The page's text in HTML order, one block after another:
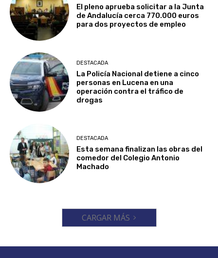
El pleno aprueba solicitar a la Junta
de Andalucía cerca 770.000 euros
para dos proyectos de empleo
DESTACADA
La Policía Nacional detiene a cinco
personas en Lucena en una
operación contra el tráfico de
drogas
DESTACADA
Esta semana finalizan las obras del
comedor del Colegio Antonio
Machado
CARGAR MÁS